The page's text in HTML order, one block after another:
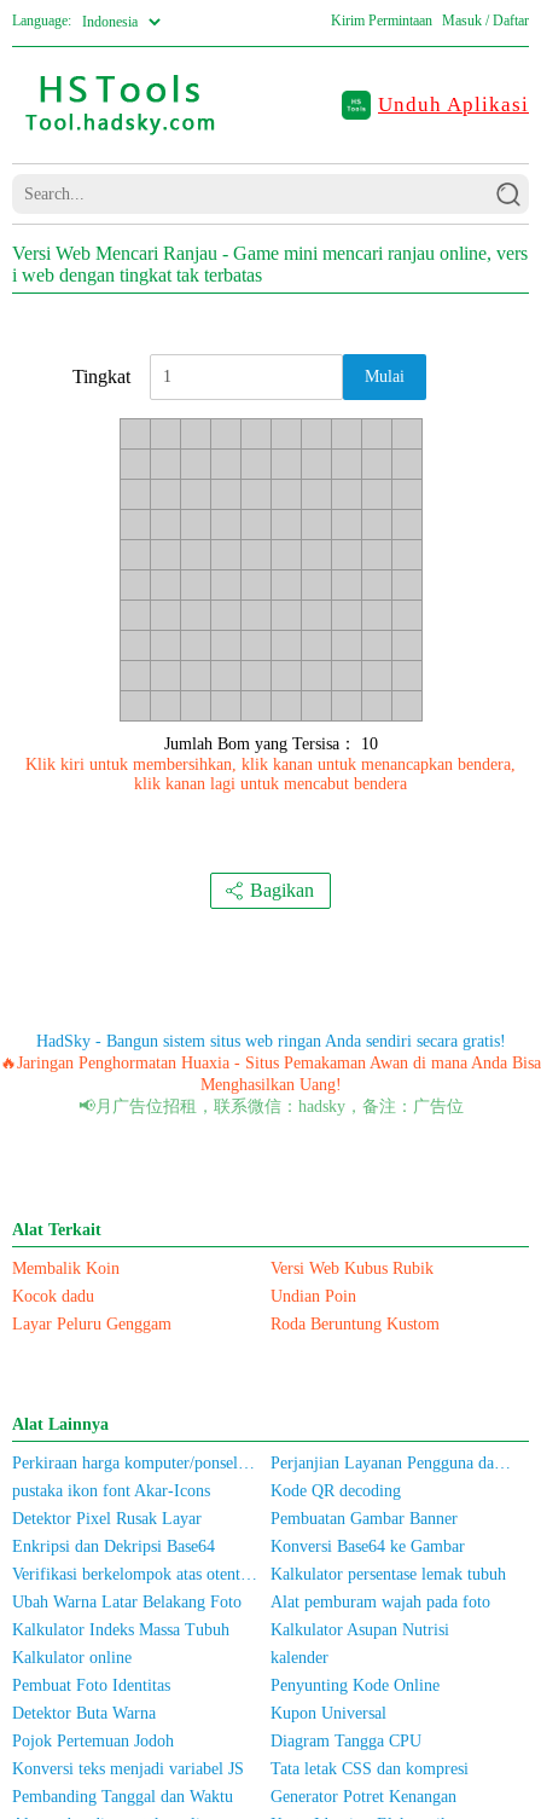
Language: Kirim Permintaan Masuk / Daftar
Unduh Aplikasi
Versi Web Mencari Ranjau - Game mini mencari ranjau online, vers
i web dengan tingkat tak terbatas
Tingkat Mulai
Jumlah Bom yang Tersisa：
10
Klik kiri untuk membersihkan, klik kanan untuk menancapkan bendera,
klik kanan lagi untuk mencabut bendera
Bagikan
HadSky - Bangun sistem situs web ringan Anda sendiri secara gratis!
🔥Jaringan Penghormatan Huaxia - Situs Pemakaman Awan di mana Anda Bisa
Menghasilkan Uang!
📢月广告位招租，联系微信：hadsky，备注：广告位
Alat Terkait
Membalik Koin
Versi Web Kubus Rubik
Kocok dadu
Undian Poin
Layar Peluru Genggam
Roda Beruntung Kustom
Alat Lainnya
Perkiraan harga komputer/ponsel bekas
Perjanjian Layanan Pengguna dan Kebijakan Privasi
pustaka ikon font Akar-Icons
Kode QR decoding
Detektor Pixel Rusak Layar
Pembuatan Gambar Banner
Enkripsi dan Dekripsi Base64
Konversi Base64 ke Gambar
Verifikasi berkelompok atas otentikasi nama sebenarnya untuk nomor ponsel/Kartu Identitas
Kalkulator persentase lemak tubuh
Ubah Warna Latar Belakang Foto
Alat pemburam wajah pada foto
Kalkulator Indeks Massa Tubuh
Kalkulator Asupan Nutrisi
Kalkulator online
kalender
Pembuat Foto Identitas
Penyunting Kode Online
Detektor Buta Warna
Kupon Universal
Pojok Pertemuan Jodoh
Diagram Tangga CPU
Konversi teks menjadi variabel JS
Tata letak CSS dan kompresi
Pembanding Tanggal dan Waktu
Generator Potret Kenangan